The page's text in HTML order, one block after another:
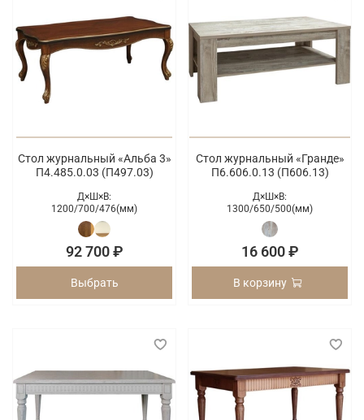
Стол журнальный «Альба 3»
П4.485.0.03 (П497.03)
Д×Ш×В:
1200/700/476(мм)
92 700 ₽
Выбрать
Стол журнальный «Гранде»
П6.606.0.13 (П606.13)
Д×Ш×В:
1300/650/500(мм)
16 600 ₽
В корзину